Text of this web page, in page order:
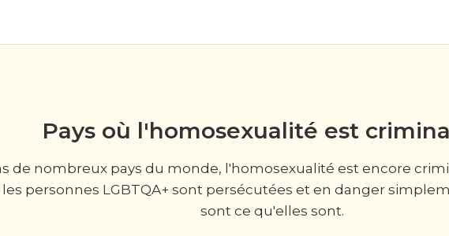
Pays où l'homosexualité est
de nombreux pays du monde, l'homosexualité est encore
personnes LGBTQA+ sont persécutées et en danger
sont ce qu'elles sont.